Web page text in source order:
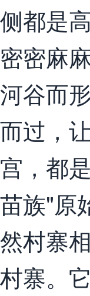
侧都是
密密麻
河谷而
而过，
宫，都
苗族"原
然村寨
村寨。